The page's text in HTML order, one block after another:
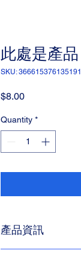
此處是產品
SKU: 366615376135191
$8.00Price
Quantity *
產品資訊